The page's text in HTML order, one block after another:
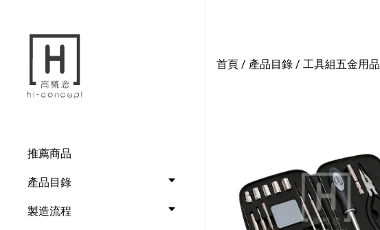
推薦商品
產品目錄
製造流程
首頁 / 產品目錄 / 工具組五金用品